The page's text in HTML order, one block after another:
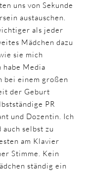
uns von Sekunde
austauschen.
als jeder
Mädchen dazu
sie mich
habe Media
bei einem großen
der Geburt
PR
und Dozentin. Ich
selbst zu
am Klavier
Stimme. Kein
ständig ein